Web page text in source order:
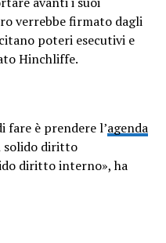
verrebbe firmato dagli
poteri esecutivi e
Hinchliffe.
fare è prendere l’agenda
solido diritto
diritto interno», ha